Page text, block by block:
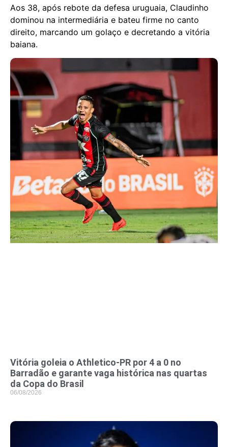
Aos 38, após rebote da defesa uruguaia, Claudinho
dominou na intermediária e bateu firme no canto
direito, marcando um golaço e decretando a vitória
baiana.
Vitória goleia o Athletico-PR por 4 a 0 no
Barradão e garante vaga histórica nas quartas
da Copa do Brasil
06/08/2026